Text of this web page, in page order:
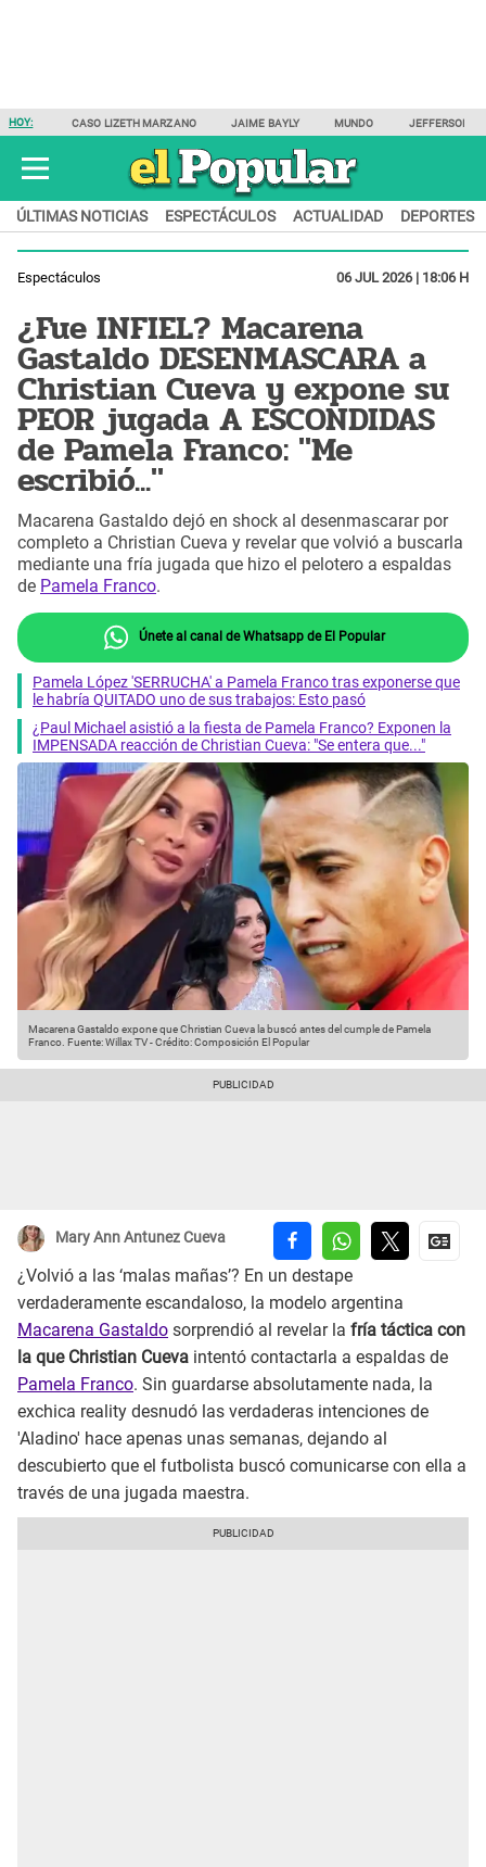
HOY: CASO LIZETH MARZANO JAIME BAYLY MUNDO JEFFERSON
ÚLTIMAS NOTICIAS ESPECTÁCULOS ACTUALIDAD DEPORTES
Espectáculos 06 JUL 2026 | 18:06 H
¿Fue INFIEL? Macarena
Gastaldo DESENMASCARA a
Christian Cueva y expone su
PEOR jugada A ESCONDIDAS
de Pamela Franco: "Me
escribió..."
Macarena Gastaldo dejó en shock al desenmascarar por
completo a Christian Cueva y revelar que volvió a buscarla
mediante una fría jugada que hizo el pelotero a espaldas
de Pamela Franco.
Únete al canal de Whatsapp de El Popular
Pamela López 'SERRUCHA' a Pamela Franco tras exponerse que
le habría QUITADO uno de sus trabajos: Esto pasó
¿Paul Michael asistió a la fiesta de Pamela Franco? Exponen la
IMPENSADA reacción de Christian Cueva: "Se entera que..."
Macarena Gastaldo expone que Christian Cueva la buscó antes del cumple de Pamela
Franco. Fuente: Willax TV-Crédito: Composición El Popular
Mary Ann Antunez Cueva
¿Volvió a las ‘malas mañas’? En un destape
verdaderamente escandaloso, la modelo argentina
Macarena Gastaldo sorprendió al revelar la fría táctica con
la que Christian Cueva intentó contactarla a espaldas de
Pamela Franco. Sin guardarse absolutamente nada, la
exchica reality desnudó las verdaderas intenciones de
'Aladino' hace apenas unas semanas, dejando al
descubierto que el futbolista buscó comunicarse con ella a
través de una jugada maestra.